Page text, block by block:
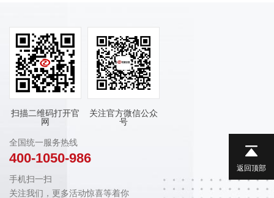
扫描二维码打开官
网
关注官方微信公众
号
全国统一服务热线
400-1050-986
手机扫一扫
关注我们，更多活动惊喜等着你
返回顶部